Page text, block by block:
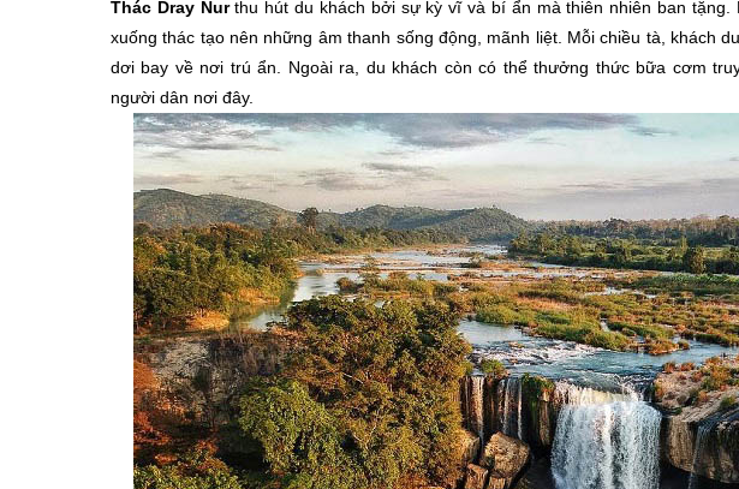
Thác Dray Nurthu hút du khách bởi sự kỳ vĩ và bí ẩn mà thiên nhiên ban
xuống thác tạo nên những âm thanh sống động, mãnh liệt. Mỗi chiều tà, khách
dơi bay về nơi trú ẩn. Ngoài ra, du khách còn có thể thưởng thức bữa cơm
người dân nơi đây.